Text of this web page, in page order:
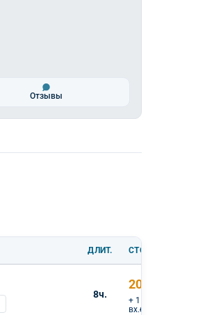
Отзывы
ДЛИТ. СТОИМОСТЬ
8ч.
20 000 ₽
+ 1 000 ₽
вх.билеты